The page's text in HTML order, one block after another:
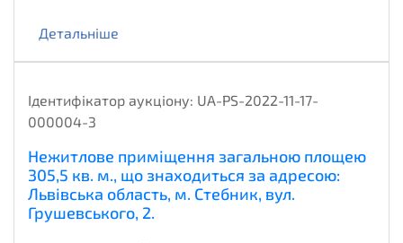
Детальніше
Ідентифікатор аукціону: UA-PS-2022-11-17-
000004-3
Нежитлове приміщення загальною площею
305,5 кв. м., що знаходиться за адресою:
Львівська область, м. Стебник, вул.
Грушевського, 2.